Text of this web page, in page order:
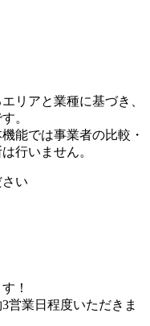
リアと業種に基づき、
。
能では事業者の比較・
行いません。
い
！
営業日程度いただきま